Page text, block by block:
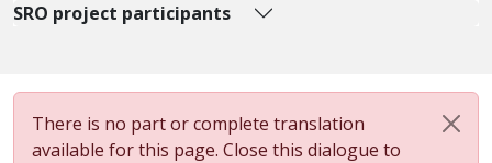
SRO project participants
There is no part or complete translation
available for this page. Close this dialogue to